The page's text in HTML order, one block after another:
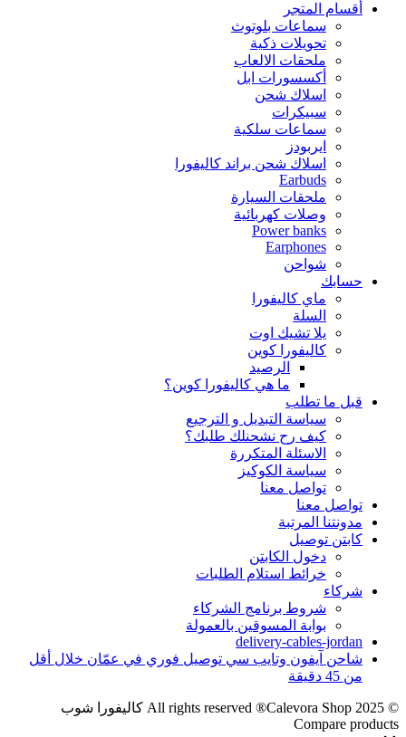
أقسام المتجر
سماعات بلوتوث
تحويلات ذكية
ملحقات الالعاب
أكسسورات ابل
اسلاك شحن
سبيكرات
سماعات سلكية
ايربودز
اسلاك شحن براند كاليفورا
Earbuds
ملحقات السيارة
وصلات كهربائية
Power banks
Earphones
شواحن
حسابك
ماي كاليفورا
السلة
يلا تشيك اوت
كاليفورا كوين
الرصيد
ما هي كاليفورا كوين؟
قبل ما تطلب
سياسة التبديل و الترجيع
كيف رح نشحنلك طلبك؟
الاسئلة المتكررة
سياسة الكوكيز
تواصل معنا
تواصل معنا
مدونتنا المرتبة
كابتن توصيل
دخول الكابتن
خرائط استلام الطلبات
شركاء
شروط برنامج الشركاء
بوابة المسوقين بالعمولة
delivery-cables-jordan
شاحن آيفون وتايب سي توصيل فوري في عمّان خلال أقل
من 45 دقيقة
© 2025 All rights reserved ®Calevora Shop كاليفورا شوب
Compare products